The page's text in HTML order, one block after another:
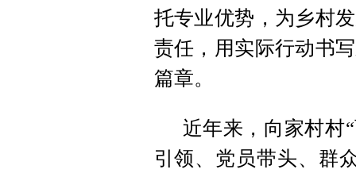
托专业优势，为乡村
责任，用实际行动书
篇章。
近年来，向家村村
引领、党员带头、群